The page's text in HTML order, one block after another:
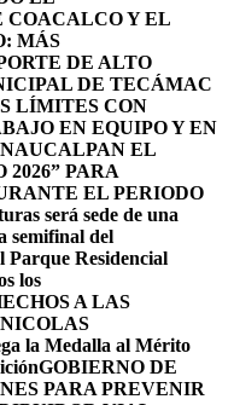
COACALCO Y EL
MÁS
DE ALTO
DE TECÁMAC
LÍMITES CON
EN EQUIPO Y EN
EL
2026” PARA
EL PERIODO
será sede de una
semifinal del
Residencial
los
A LAS
la Medalla al Mérito
GOBIERNO DE
PARA PREVENIR